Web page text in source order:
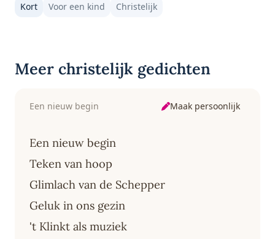
Kort Voor een kind Christelijk
Meer christelijk gedichten
Een nieuw begin Maak persoonlijk
Een nieuw begin
Teken van hoop
Glimlach van de Schepper
Geluk in ons gezin
't Klinkt als muziek